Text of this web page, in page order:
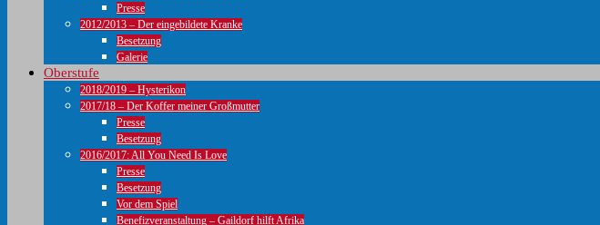
Presse
2012/2013 – Der eingebildete Kranke
Besetzung
Galerie
Oberstufe
2018/2019 – Hysterikon
2017/18 – Der Koffer meiner Großmutter
Presse
Besetzung
2016/2017: All You Need Is Love
Presse
Besetzung
Vor dem Spiel
Benefizveranstaltung – Gaildorf hilft Afrika